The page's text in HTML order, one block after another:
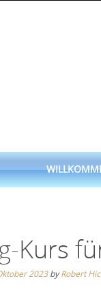
Kurs
2023byRobert